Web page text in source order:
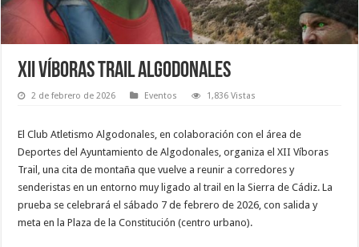
XII Víboras Trail Algodonales
2 de febrero de 2026 Eventos 1,836 Vistas
El Club Atletismo Algodonales, en colaboración con el área de
Deportes del Ayuntamiento de Algodonales, organiza el XII Víboras
Trail, una cita de montaña que vuelve a reunir a corredores y
senderistas en un entorno muy ligado al trail en la Sierra de Cádiz. La
prueba se celebrará el sábado 7 de febrero de 2026, con salida y
meta en la Plaza de la Constitución (centro urbano).